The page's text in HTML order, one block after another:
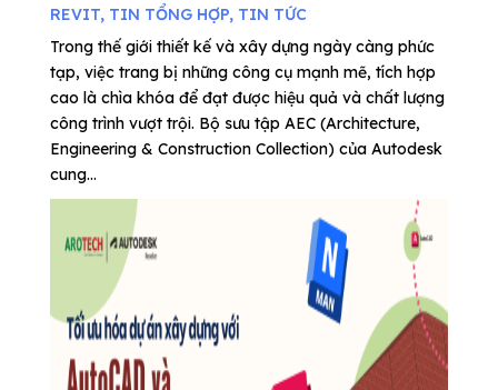
REVIT, TIN TỔNG HỢP, TIN TỨC
Trong thế giới thiết kế và xây dựng ngày càng phức
tạp, việc trang bị những công cụ mạnh mẽ, tích hợp
cao là chìa khóa để đạt được hiệu quả và chất lượng
công trình vượt trội. Bộ sưu tập AEC (Architecture,
Engineering & Construction Collection) của Autodesk
cung...